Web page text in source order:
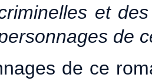
et
de
de ce